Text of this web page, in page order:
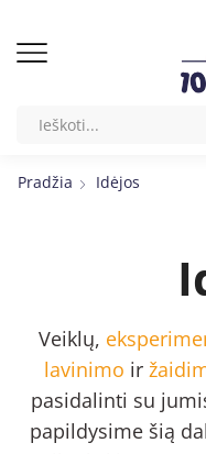
Pradžia Idėjos
Veiklų,
lavinimo ir
pasidalinti su
papildysime šią